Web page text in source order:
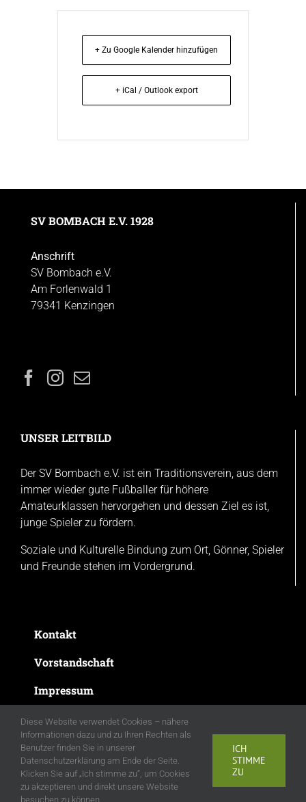
+ Zu Google Kalender hinzufügen
+ iCal / Outlook export
SV BOMBACH E.V. 1928
Anschrift
SV Bombach e.V.
Am Forlenwald 1
79341 Kenzingen
UNSER LEITBILD
Der SV Bombach e.V. ist ein Traditionsverein, aus dem
immer wieder gute Fußballer für höhere
Amateurklassen hervorgehen und dessen Ziel es ist,
junge Spieler zu fördern.
Soziale und Kulturelle Bindung zum Ort, Gönner, Spieler
und Freunde stehen im Vordergrund.
Kontakt
Vorstandschaft
Impressum
Datenschutzerklärung
© 2022 | Sportverein Bombach e.V
Diese Website verwendet Cookies – nähere
Informationen dazu und zu Ihren Rechten als
Benutzer finden Sie in unserer
Datenschutzerklärung am Ende der Seite.
Klicken Sie auf „Ich stimme zu“, um Cookies
zu akzeptieren und direkt unsere Website
besuchen zu können.
ICH
STIMME
ZU